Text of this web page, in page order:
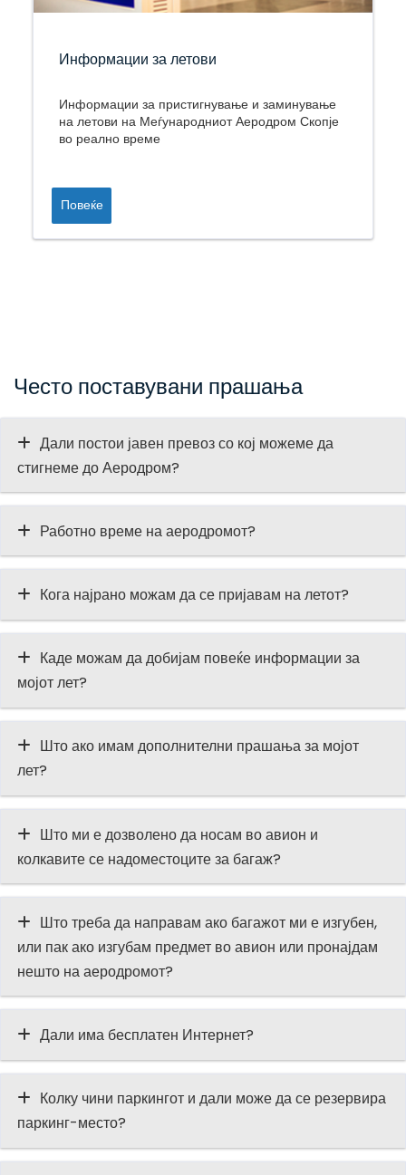
Информации за летови
Информации за пристигнување и заминување
на летови на Меѓународниот Аеродром Скопје
во реално време
Повеќе
Често поставувани прашања
Дали постои јавен превоз со кој можеме да
стигнеме до Аеродром?
Работно време на аеродромот?
Кога најрано можам да се пријавам на летот?
Каде можам да добијам повеќе информации за
мојот лет?
Што ако имам дополнителни прашања за мојот
лет?
Што ми е дозволено да носам во авион и
колкавите се надоместоците за багаж?
Што треба да направам ако багажот ми е изгубен,
или пак ако изгубам предмет во авион или пронајдам
нешто на аеродромот?
Дали има бесплатен Интернет?
Колку чини паркингот и дали може да се резервира
паркинг-место?